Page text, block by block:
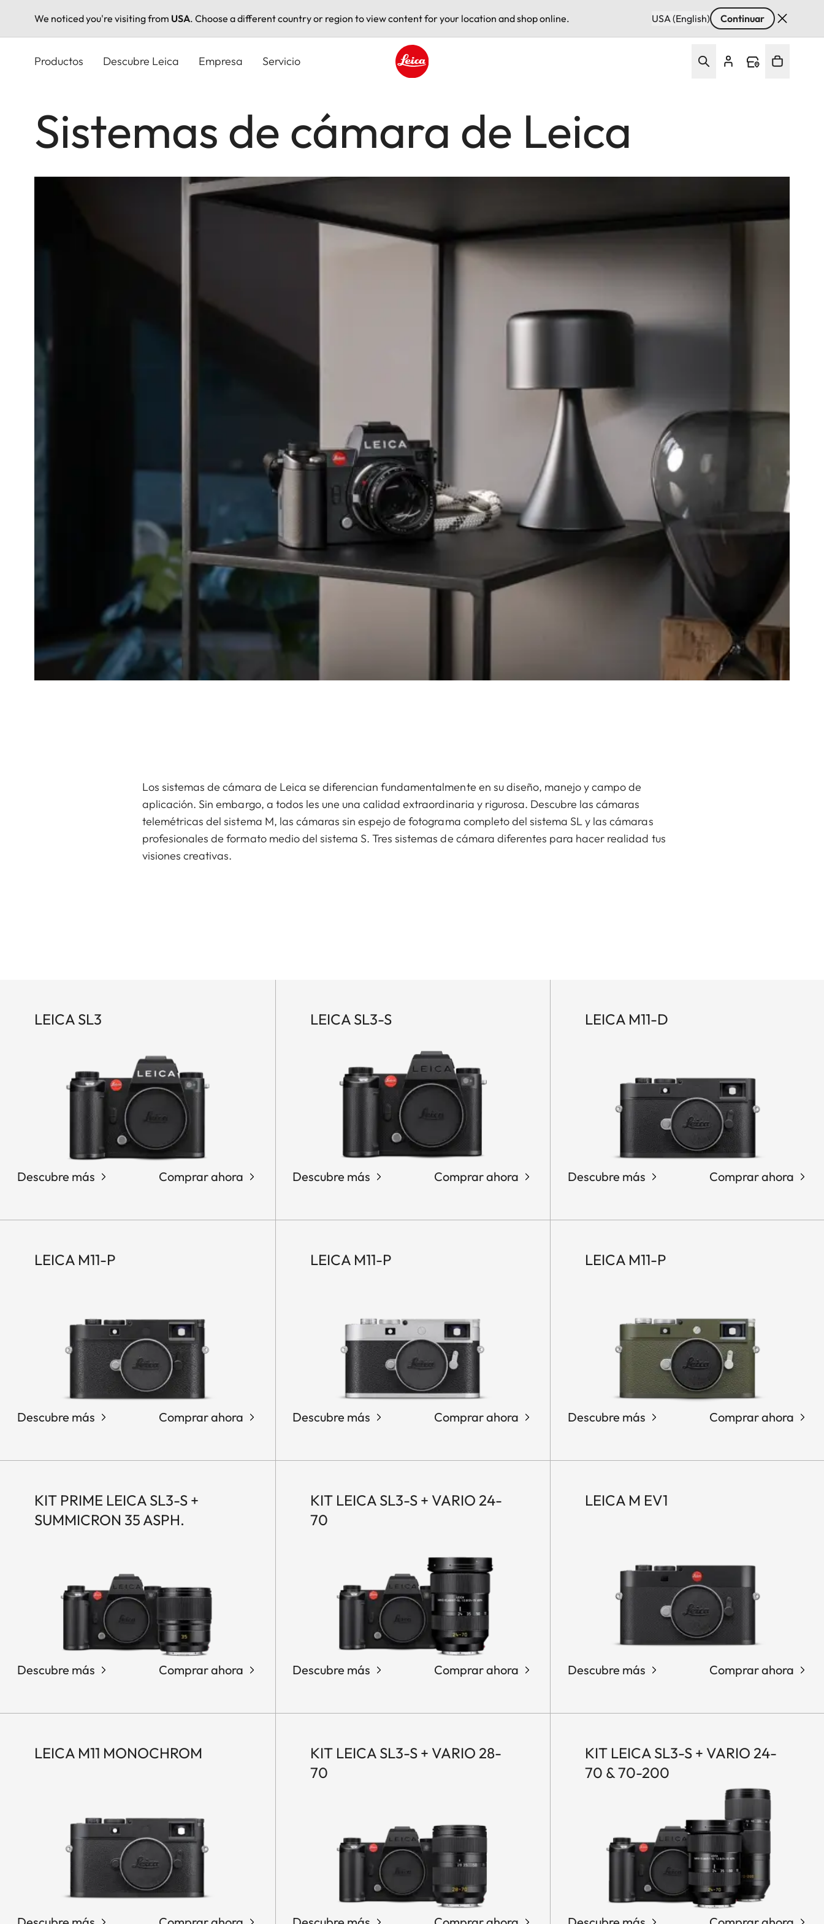
We noticed you're visiting from USA. Choose a different country or region to view content for your location and shop online. USA (English) Continuar
Productos Descubre Leica Empresa Servicio
Sistemas de cámara de Leica
Los sistemas de cámara de Leica se diferencian fundamentalmente en su diseño, manejo y campo de
aplicación. Sin embargo, a todos les une una calidad extraordinaria y rigurosa. Descubre las cámaras
telemétricas del sistema M, las cámaras sin espejo de fotograma completo del sistema SL y las cámaras
profesionales de formato medio del sistema S. Tres sistemas de cámara diferentes para hacer realidad tus
visiones creativas.
LEICA SL3
Descubre más Comprar ahora
LEICA SL3-S
Descubre más Comprar ahora
LEICA M11-D
Descubre más Comprar ahora
LEICA M11-P
Descubre más Comprar ahora
LEICA M11-P
Descubre más Comprar ahora
LEICA M11-P
Descubre más Comprar ahora
KIT PRIME LEICA SL3-S +
SUMMICRON 35 ASPH.
Descubre más Comprar ahora
KIT LEICA SL3-S + VARIO 24-
70
Descubre más Comprar ahora
LEICA M EV1
Descubre más Comprar ahora
LEICA M11 MONOCHROM
KIT LEICA SL3-S + VARIO 28-
70
KIT LEICA SL3-S + VARIO 24-
70 & 70-200